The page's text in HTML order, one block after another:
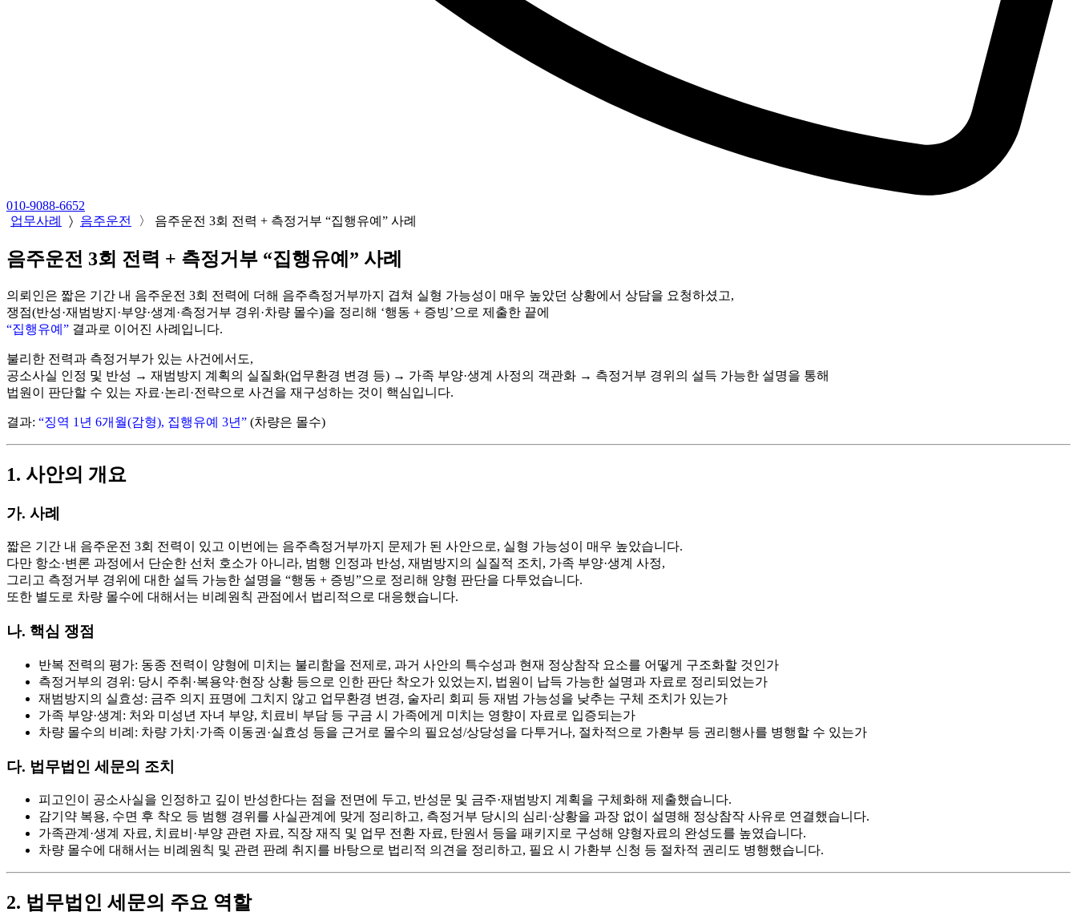
010-9088-6652
업무사례
〉 음주운전 〉 음주운전 3회 전력 + 측정거부 “집행유예” 사례
음주운전 3회 전력 + 측정거부 “집행유예” 사례
의뢰인은 짧은 기간 내 음주운전 3회 전력에 더해 음주측정거부까지 겹쳐 실형 가능성이 매우 높았던 상황에서 상담을 요청하셨고,
쟁점(반성·재범방지·부양·생계·측정거부 경위·차량 몰수)을 정리해 ‘행동 + 증빙’으로 제출한 끝에
“집행유예” 결과로 이어진 사례입니다.
불리한 전력과 측정거부가 있는 사건에서도,
공소사실 인정 및 반성 → 재범방지 계획의 실질화(업무환경 변경 등) → 가족 부양·생계 사정의 객관화 → 측정거부 경위의 설득 가능한 설명을 통해
법원이 판단할 수 있는 자료·논리·전략으로 사건을 재구성하는 것이 핵심입니다.
결과: “징역 1년 6개월(감형), 집행유예 3년” (차량은 몰수)
1. 사안의 개요
가. 사례
짧은 기간 내 음주운전 3회 전력이 있고 이번에는 음주측정거부까지 문제가 된 사안으로, 실형 가능성이 매우 높았습니다.
다만 항소·변론 과정에서 단순한 선처 호소가 아니라, 범행 인정과 반성, 재범방지의 실질적 조치 , 가족 부양·생계 사정,
그리고 측정거부 경위에 대한 설득 가능한 설명을 “행동 + 증빙”으로 정리해 양형 판단을 다투었습니다.
또한 별도로 차량 몰수에 대해서는 비례원칙 관점에서 법리적으로 대응했습니다.
나. 핵심 쟁점
반복 전력의 평가: 동종 전력이 양형에 미치는 불리함을 전제로, 과거 사안의 특수성과 현재 정상참작 요소를 어떻게 구조화할 것인가
측정거부의 경위 : 당시 주취·복용약·현장 상황 등으로 인한 판단 착오가 있었는지, 법원이 납득 가능한 설명과 자료 로 정리되었는가
재범방지의 실효성: 금주 의지 표명에 그치지 않고 업무환경 변경, 술자리 회피 등 재범 가능성을 낮추는 구체 조치 가 있는가
가족 부양·생계 : 처와 미성년 자녀 부양, 치료비 부담 등 구금 시 가족에게 미치는 영향이 자료로 입증되는가
차량 몰수의 비례 : 차량 가치·가족 이동권·실효성 등을 근거로 몰수의 필요성/상당성을 다투거나, 절차적으로 가환부 등 권리행사를 병행할 수 있는가
다. 법무법인 세문의 조치
피고인이 공소사실을 인정하고 깊이 반성한다는 점을 전면에 두고, 반성문 및 금주·재범방지 계획을 구체화해 제출했습니다.
감기약 복용, 수면 후 착오 등 범행 경위 를 사실관계에 맞게 정리하고, 측정거부 당시의 심리·상황을 과장 없이 설명해 정상참작 사유로 연결했습니다.
가족관계·생계 자료, 치료비·부양 관련 자료, 직장 재직 및 업무 전환 자료, 탄원서 등을 패키지로 구성해 양형자료의 완성도를 높였습니다.
차량 몰수에 대해서는 비례원칙 및 관련 판례 취지를 바탕으로 법리적 의견을 정리하고, 필요 시 가환부 신청 등 절차적 권리도 병행했습니다.
2. 법무법인 세문의 주요 역할